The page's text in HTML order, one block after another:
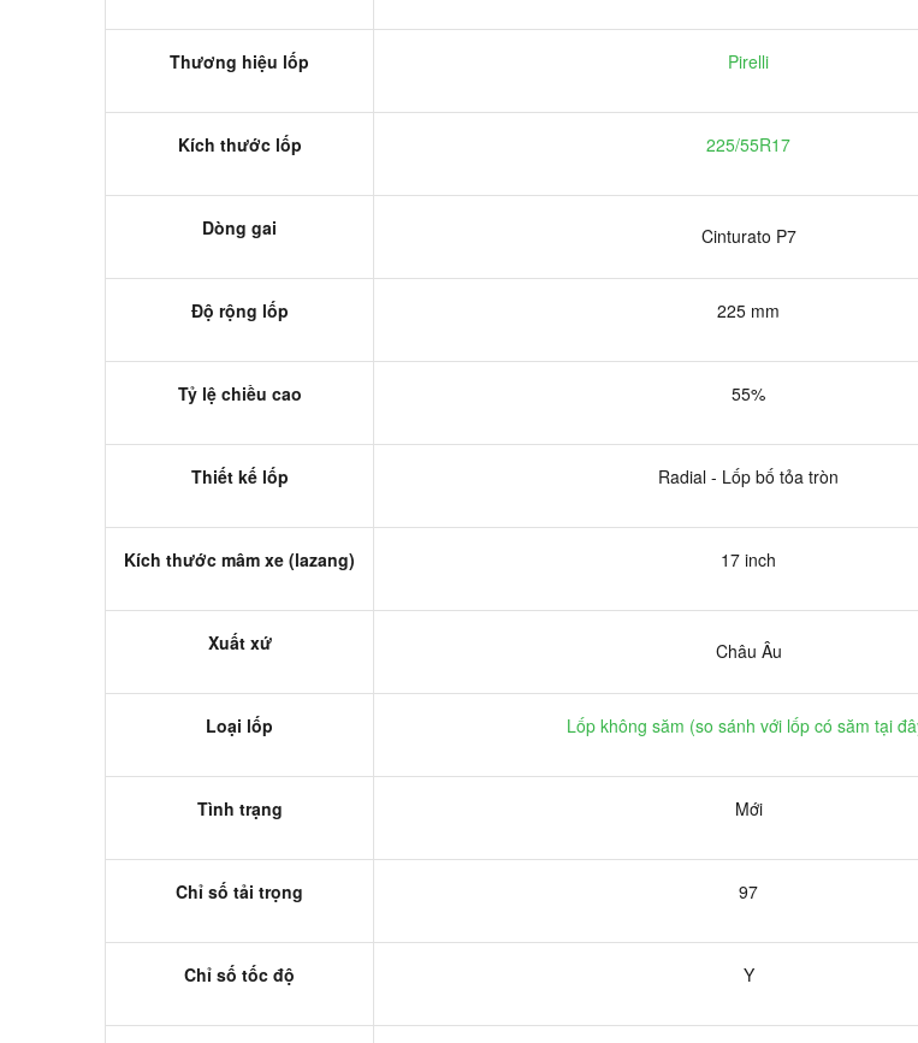
Thương hiệu lốp Pirelli
Kích thước lốp 225/55R17
Dòng gai Cinturato P7
Độ rộng lốp 225 mm
Tỷ lệ chiều cao 55%
Thiết kế lốp Radial - Lốp bố tỏa tròn
Kích thước mâm xe (lazang) 17 inch
Xuất xứ Châu Âu
Loại lốp Lốp không săm (so sánh với lốp có săm tại
Tình trạng Mới
Chỉ số tải trọng 97
Chỉ số tốc độ Y